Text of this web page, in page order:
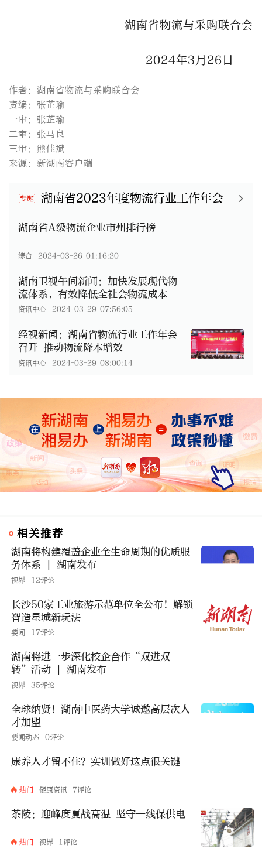
湖南省物流与采购联合会
2024年3月26日
作者：湖南省物流与采购联合会
责编：张芷瑜
一审：张芷瑜
二审：张马良
三审：熊佳斌
来源：新湖南客户端
专题 湖南省2023年度物流行业工作年会
湖南省A级物流企业市州排行榜
综合 2024-03-26 01:16:20
湖南卫视午间新闻：加快发展现代物
流体系，有效降低全社会物流成本
资讯中心 2024-03-29 07:56:05
经视新闻：湖南省物流行业工作年会
召开 推动物流降本增效
资讯中心 2024-03-29 08:00:14
相关推荐
湖南将构建覆盖企业全生命周期的优质服
务体系 | 湖南发布
视界 12评论
长沙50家工业旅游示范单位全公布！解锁
智造星城新玩法
要闻 17评论
湖南将进一步深化校企合作“双进双
转”活动 | 湖南发布
视界 35评论
全球纳贤！湖南中医药大学诚邀高层次人
才加盟
要闻动态 0评论
康养人才留不住？实训做好这点很关键
热门 健康资讯 7评论
茶陵：迎峰度夏战高温 坚守一线保供电
热门 视界 1评论